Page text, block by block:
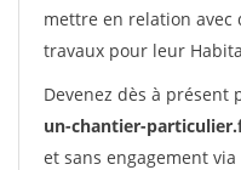
mettre en relation
travaux pour leur
Devenez dès à présent
un-chantier-
et sans engagement